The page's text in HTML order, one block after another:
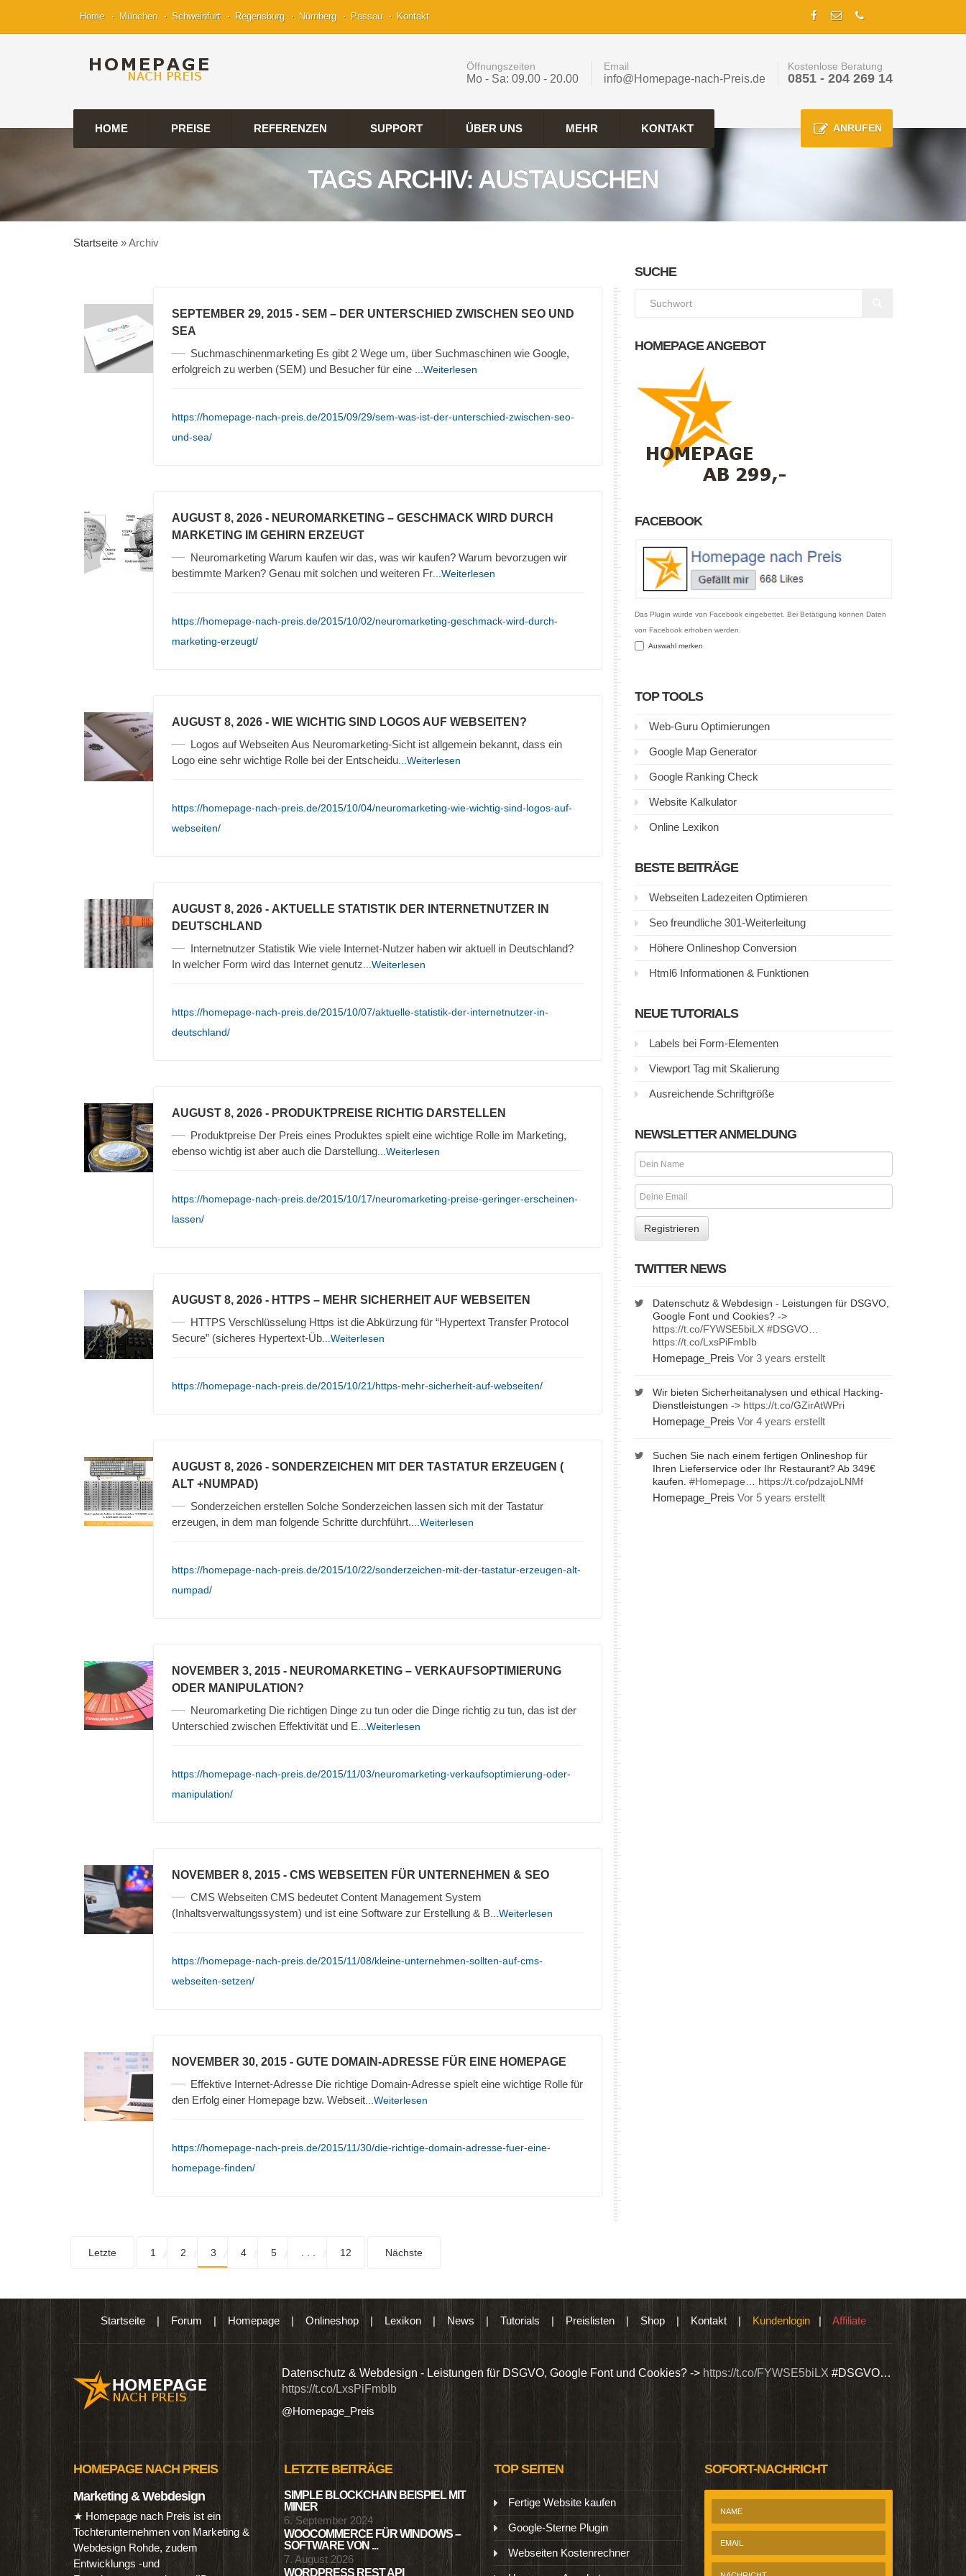
Home München Schweinfurt Regensburg Nürnberg Passau Kontakt
Öffnungszeiten
Mo - Sa: 09.00 - 20.00
Email
info@Homepage-nach-Preis.de
Kostenlose Beratung
0851 - 204 269 14
HOME PREISE REFERENZEN SUPPORT ÜBER UNS MEHR KONTAKT ANRUFEN
TAGS ARCHIV: AUSTAUSCHEN
Startseite »Archiv
SEPTEMBER 29, 2015 - SEM – DER UNTERSCHIED ZWISCHEN SEO UND
SEA
Suchmaschinenmarketing Es gibt 2 Wege um, über Suchmaschinen wie Google,
erfolgreich zu werben (SEM) und Besucher für eine
...Weiterlesen
https://homepage-nach-preis.de/2015/09/29/sem-was-ist-der-unterschied-zwischen-seo-
und-sea/
AUGUST 8, 2026 - NEUROMARKETING – GESCHMACK WIRD DURCH
MARKETING IM GEHIRN ERZEUGT
Neuromarketing Warum kaufen wir das, was wir kaufen? Warum bevorzugen wir
bestimmte Marken? Genau mit solchen und weiteren Fr ...Weiterlesen
https://homepage-nach-preis.de/2015/10/02/neuromarketing-geschmack-wird-durch-
marketing-erzeugt/
AUGUST 8, 2026 - WIE WICHTIG SIND LOGOS AUF WEBSEITEN?
Logos auf Webseiten Aus Neuromarketing-Sicht ist allgemein bekannt, dass ein
Logo eine sehr wichtige Rolle bei der Entscheidu ...Weiterlesen
https://homepage-nach-preis.de/2015/10/04/neuromarketing-wie-wichtig-sind-logos-auf-
webseiten/
AUGUST 8, 2026 - AKTUELLE STATISTIK DER INTERNETNUTZER IN
DEUTSCHLAND
Internetnutzer Statistik Wie viele Internet-Nutzer haben wir aktuell in Deutschland?
In welcher Form wird das Internet genutz ...Weiterlesen
https://homepage-nach-preis.de/2015/10/07/aktuelle-statistik-der-internetnutzer-in-
deutschland/
AUGUST 8, 2026 - PRODUKTPREISE RICHTIG DARSTELLEN
Produktpreise Der Preis eines Produktes spielt eine wichtige Rolle im Marketing,
ebenso wichtig ist aber auch die Darstellung ...Weiterlesen
https://homepage-nach-preis.de/2015/10/17/neuromarketing-preise-geringer-erscheinen-
lassen/
AUGUST 8, 2026 - HTTPS – MEHR SICHERHEIT AUF WEBSEITEN
HTTPS Verschlüsselung Https ist die Abkürzung für “Hypertext Transfer Protocol
Secure” (sicheres Hypertext-Üb ...Weiterlesen
https://homepage-nach-preis.de/2015/10/21/https-mehr-sicherheit-auf-webseiten/
AUGUST 8, 2026 - SONDERZEICHEN MIT DER TASTATUR ERZEUGEN (
ALT +NUMPAD)
Sonderzeichen erstellen Solche Sonderzeichen lassen sich mit der Tastatur
erzeugen, in dem man folgende Schritte durchführt. ...Weiterlesen
https://homepage-nach-preis.de/2015/10/22/sonderzeichen-mit-der-tastatur-erzeugen-alt-
numpad/
NOVEMBER 3, 2015 - NEUROMARKETING – VERKAUFSOPTIMIERUNG
ODER MANIPULATION?
Neuromarketing Die richtigen Dinge zu tun oder die Dinge richtig zu tun, das ist der
Unterschied zwischen Effektivität und E ...Weiterlesen
https://homepage-nach-preis.de/2015/11/03/neuromarketing-verkaufsoptimierung-oder-
manipulation/
NOVEMBER 8, 2015 - CMS WEBSEITEN FÜR UNTERNEHMEN & SEO
CMS Webseiten CMS bedeutet Content Management System
(Inhaltsverwaltungssystem) und ist eine Software zur Erstellung & B ...Weiterlesen
https://homepage-nach-preis.de/2015/11/08/kleine-unternehmen-sollten-auf-cms-
webseiten-setzen/
NOVEMBER 30, 2015 - GUTE DOMAIN-ADRESSE FÜR EINE HOMEPAGE
Effektive Internet-Adresse Die richtige Domain-Adresse spielt eine wichtige Rolle für
den Erfolg einer Homepage bzw. Webseit ...Weiterlesen
https://homepage-nach-preis.de/2015/11/30/die-richtige-domain-adresse-fuer-eine-
homepage-finden/
Letzte 1 2 3 4 5 12 Nächste
SUCHE
HOMEPAGE ANGEBOT
FACEBOOK
Das Plugin wurde von Facebook eingebettet. Bei Betätigung können Daten
von Facebook erhoben werden.
Auswahl merken
TOP TOOLS
Web-Guru Optimierungen
Google Map Generator
Google Ranking Check
Website Kalkulator
Online Lexikon
BESTE BEITRÄGE
Webseiten Ladezeiten Optimieren
Seo freundliche 301-Weiterleitung
Höhere Onlineshop Conversion
Html6 Informationen & Funktionen
NEUE TUTORIALS
Labels bei Form-Elementen
Viewport Tag mit Skalierung
Ausreichende Schriftgröße
NEWSLETTER ANMELDUNG
TWITTER NEWS
Datenschutz & Webdesign - Leistungen für DSGVO,
Google Font und Cookies? ->
https://t.co/FYWSE5biLX #DSGVO…
https://t.co/LxsPiFmbIb
Homepage_Preis Vor 3 years erstellt
Wir bieten Sicherheitanalysen und ethical Hacking-
Dienstleistungen -> https://t.co/GZirAtWPri
Homepage_Preis Vor 4 years erstellt
Suchen Sie nach einem fertigen Onlineshop für
Ihren Lieferservice oder Ihr Restaurant? Ab 349€
kaufen. #Homepage https://t.co/pdzajoLNMf
Homepage_Preis Vor 5 years erstellt
Startseite| Forum | Homepage| Onlineshop| Lexikon| News | Tutorials | Preislisten| Shop| Kontakt| Kundenlogin| Affiliate
Produkten wie Ebooks & DVDs.… Datenschutz & Webdesign - Leistungen für DSGVO, Google Font und Cookies? -> https://t.co/FYWSE5biLX #DSGVO…
https://t.co/LxsPiFmbIb
@Homepage_Preis
Wir bieten
HOMEPAGE NACH PREIS
Marketing & Webdesign
★ Homepage nach Preis ist ein
Tochterunternehmen von Marketing &
Webdesign Rohde, zudem
Entwicklungs -und
LETZTE BEITRÄGE
SIMPLE BLOCKCHAIN BEISPIEL MIT
MINER
6. September 2024
WOOCOMMERCE FÜR WINDOWS –
SOFTWARE VON ...
7. August 2026
WORDPRESS REST API
TOP SEITEN
Fertige Website kaufen
Google-Sterne Plugin
Webseiten Kostenrechner
SOFORT-NACHRICHT